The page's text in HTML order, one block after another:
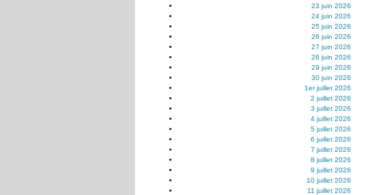
23 juin 2026
24 juin 2026
25 juin 2026
26 juin 2026
27 juin 2026
28 juin 2026
29 juin 2026
30 juin 2026
1er juillet 2026
2 juillet 2026
3 juillet 2026
4 juillet 2026
5 juillet 2026
6 juillet 2026
7 juillet 2026
8 juillet 2026
9 juillet 2026
10 juillet 2026
11 juillet 2026